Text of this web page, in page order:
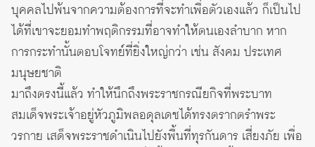
บุคคลไปพ้นจากความต้องการที่จะทำเพื่อตัวเองแล้ว ก็เป็นไป
ได้ที่เขาจะยอมทำพฤติกรรมที่อาจทำให้ตนเองลำบาก หาก
การกระทำนั้นตอบโจทย์ที่ยิ่งใหญ่กว่า เช่น สังคม ประเทศ
มนุษยชาติ
มาถึงตรงนี้แล้ว ทำให้นึกถึงพระราชกรณียกิจที่พระบาท
สมเด็จพระเจ้าอยู่หัวภูมิพลอดุลเดชได้ทรงตรากตรำพระ
วรกาย เสด็จพระราชดำเนินไปยังพื้นที่ทุรกันดาร เสี่ยงภัย เพื่อ